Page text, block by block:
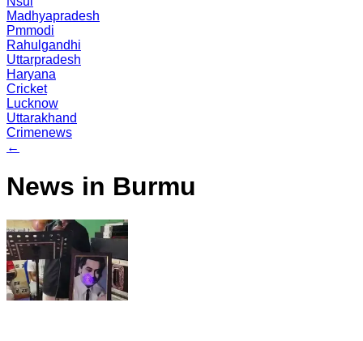
Madhyapradesh
Pmmodi
Rahulgandhi
Uttarpradesh
Haryana
Cricket
Lucknow
Uttarakhand
Crimenews
←
News in Burmu